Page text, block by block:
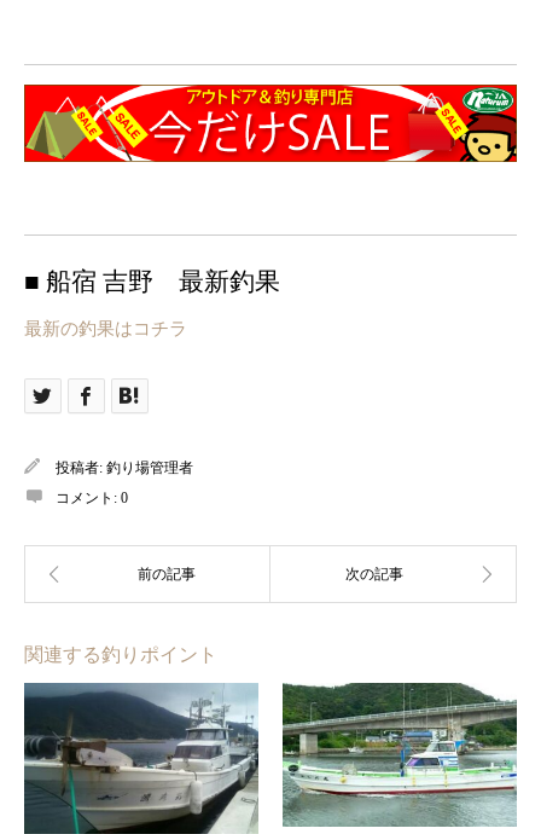
■ 船宿 吉野 最新釣果
最新の釣果はコチラ
投稿者: 釣り場管理者
コメント: 0
関連する釣りポイント